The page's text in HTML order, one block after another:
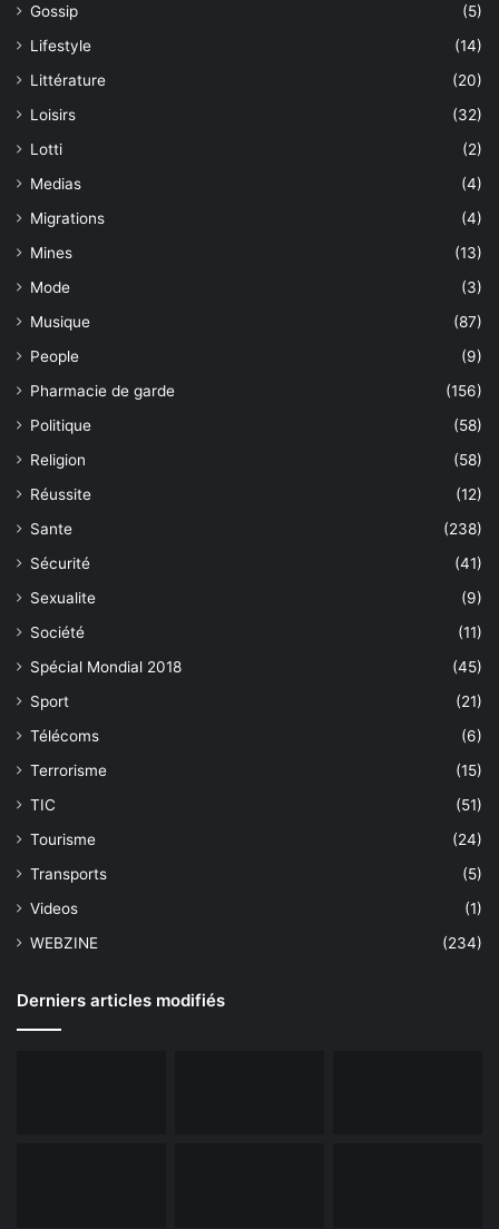
Gossip
(5)
Lifestyle
(14)
Littérature
(20)
Loisirs
(32)
Lotti
(2)
Medias
(4)
Migrations
(4)
Mines
(13)
Mode
(3)
Musique
(87)
People
(9)
Pharmacie de garde
(156)
Politique
(58)
Religion
(58)
Réussite
(12)
Sante
(238)
Sécurité
(41)
Sexualite
(9)
Société
(11)
Spécial Mondial 2018
(45)
Sport
(21)
Télécoms
(6)
Terrorisme
(15)
TIC
(51)
Tourisme
(24)
Transports
(5)
Videos
(1)
WEBZINE
(234)
Derniers articles modifiés